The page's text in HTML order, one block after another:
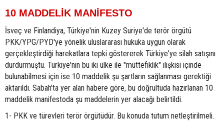
10 MADDELİK MANİFESTO
İsveç ve Finlandiya, Türkiye'nin Kuzey Suriye'de terör örgütü
PKK/YPG/PYD'ye yönelik uluslararası hukuka uygun olarak
gerçekleştirdiği harekatlara tepki göstererek Türkiye'ye silah satışını
durdurmuştu. Türkiye'nin bu iki ülke ile "müttefiklik" ilişkisi içinde
bulunabilmesi için ise 10 maddelik şu şartların sağlanması gerektiği
aktarıldı. Sabah'ta yer alan habere göre, bu doğrultuda hazırlanan 10
maddelik manifestoda şu maddelerin yer alacağı belirtildi.
1- PKK ve türevleri terör örgütüdür. Bu konuda tutum netleştirilmeli.